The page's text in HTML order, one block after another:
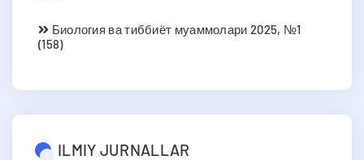
Биология ва тиббиёт муаммолари 2025, №1
(158)
ILMIY JURNALLAR